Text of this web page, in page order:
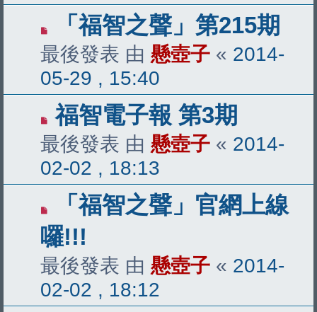
「福智之聲」第215期
最後發表 由 懸壺子 « 2014-
05-29 , 15:40
福智電子報 第3期
最後發表 由 懸壺子 « 2014-
02-02 , 18:13
「福智之聲」官網上線
囉!!!
最後發表 由 懸壺子 « 2014-
02-02 , 18:12